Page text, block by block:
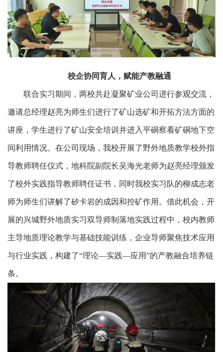
校企协同育人，赋能产教融通
联合实习期间，两校共赴凝聚矿业公司进行参观交流，
邀请总经理赵亮为师生们进行了矿山选矿和开拓方法方面的
讲座，学生进行了矿山安全培训并进入平硐察看矿硐地下空
间利用情况。在公司现场，我校开展了野外地质教学校外指
导教师聘任仪式，地科院副院长吴海光老师为赵亮经理颁发
了校外实践指导教师聘任证书，同时我校实习队的柳成志老
师为师生们讲解了矽卡岩的成因和控矿作用。借此机会，开
展的兴城野外地质实习双导师制落地实践过程中，校内教师
主导地质理论教学与基础技能训练，企业导师聚焦技术应用
与行业实践，构建了“理论—实践—应用”的产教融合培养链
条。